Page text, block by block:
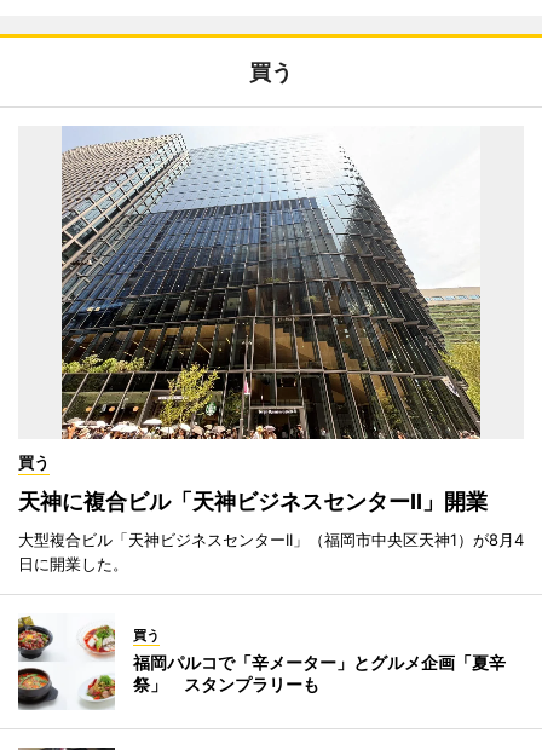
買う
買う
天神に複合ビル「天神ビジネスセンターII」開業
大型複合ビル「天神ビジネスセンターII」（福岡市中央区天神1）が8月4
日に開業した。
買う
福岡パルコで「辛メーター」とグルメ企画「夏辛
祭」 スタンプラリーも